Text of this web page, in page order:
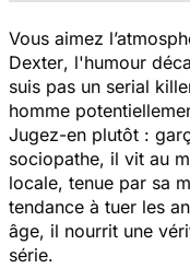
Vous aimez
Dexter, l'humour
suis pas un serial
homme
Jugez-en plutôt :
sociopathe, il vit au
locale, tenue par sa
tendance à tuer les
âge, il nourrit une
série.